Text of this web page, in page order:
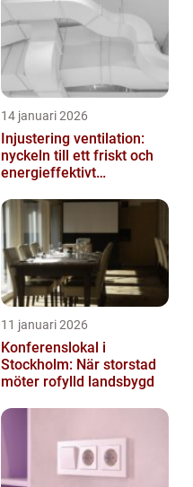
14 januari 2026
Injustering ventilation:
nyckeln till ett friskt och
energieffektivt
11 januari 2026
Konferenslokal i
Stockholm: När storstad
möter rofylld landsbygd